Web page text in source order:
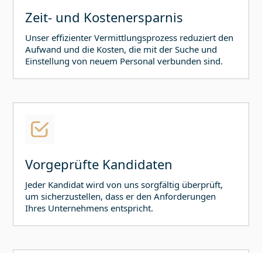
Zeit- und Kostenersparnis
Unser effizienter Vermittlungsprozess reduziert den
Aufwand und die Kosten, die mit der Suche und
Einstellung von neuem Personal verbunden sind.
Vorgeprüfte Kandidaten
Jeder Kandidat wird von uns sorgfältig überprüft,
um sicherzustellen, dass er den Anforderungen
Ihres Unternehmens entspricht.